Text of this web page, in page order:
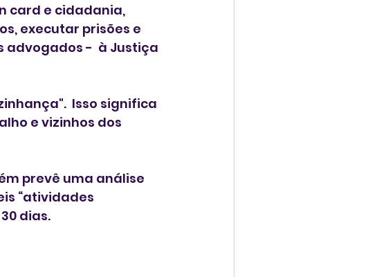
card e cidadania,
executar prisões e
advogados -  à Justiça
Isso significa
e vizinhos dos
prevê uma análise
“atividades
dias.